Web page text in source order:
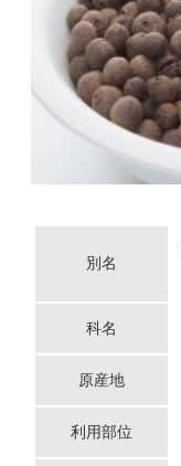
別名
科名
原産地
利用部位